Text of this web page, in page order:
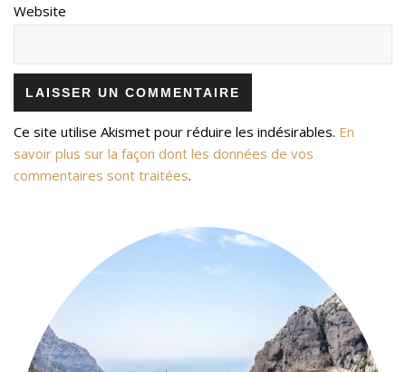
Website
Ce site utilise Akismet pour réduire les indésirables. En
savoir plus sur la façon dont les données de vos
commentaires sont traitées.